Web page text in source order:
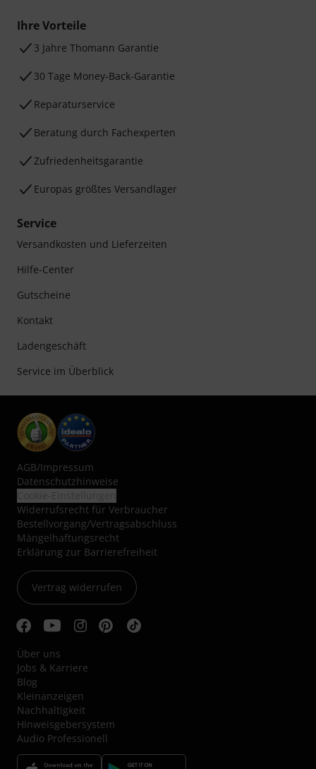
Ihre Vorteile
3 Jahre Thomann Garantie
30 Tage Money-Back-Garantie
Reparaturservice
Beratung durch Fachexperten
Zufriedenheitsgarantie
Europas größtes Versandlager
Service
Versandkosten und Lieferzeiten
Hilfe-Center
Gutscheine
Kontakt
Ladengeschäft
Service im Überblick
AGB/Impressum
Datenschutzhinweise
Widerrufsrecht für Verbraucher
Bestellvorgang/Vertragsabschluss
Mängelhaftungsrecht
Erklärung zur Barrierefreiheit
Vertrag widerrufen
Über uns
Jobs & Karriere
Blog
Kleinanzeigen
Nachhaltigkeit
Hinweisgebersystem
Audio Professionell